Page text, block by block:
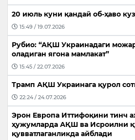
20 июль куни қандай об-ҳаво
15:49 / 19.07.2026
Рубио: “АҚШ Украинадаги
оладиган ягона мамлакат”
15:45 / 22.07.2026
Трамп АҚШ Украинага қурол
22:24 / 24.07.2026
Эрон Европа Иттифоқини тинч
ҳужумларда АҚШ ва Исроилни
қувватлаганликда айблади